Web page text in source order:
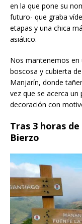
en la que pone su
futuro- que graba
etapas y una chica
asiático.
Nos mantenemos en
boscosa y cubierta
Manjarín, donde
vez que se acerca
decoración con
Tras 3 horas
Bierzo